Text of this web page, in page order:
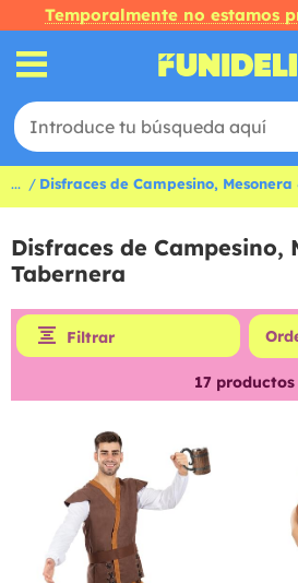
Temporalmente no estamos
... Disfraces de Campesino,
Disfraces de Campesino,
Tabernera
Filtrar
17 productos